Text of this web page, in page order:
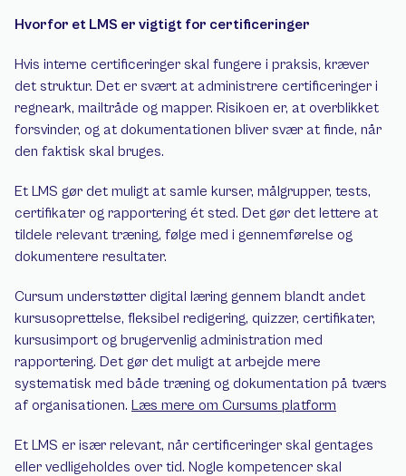
Hvorfor et LMS er vigtigt for certificeringer
Hvis interne certificeringer skal fungere i praksis, kræver
det struktur. Det er svært at administrere certificeringer i
regneark, mailtråde og mapper. Risikoen er, at overblikket
forsvinder, og at dokumentationen bliver svær at finde, når
den faktisk skal bruges.
Et LMS gør det muligt at samle kurser, målgrupper, tests,
certifikater og rapportering ét sted. Det gør det lettere at
tildele relevant træning, følge med i gennemførelse og
dokumentere resultater.
Cursum understøtter digital læring gennem blandt andet
kursusoprettelse, fleksibel redigering, quizzer, certifikater,
kursusimport og brugervenlig administration med
rapportering. Det gør det muligt at arbejde mere
systematisk med både træning og dokumentation på tværs
af organisationen. Læs mere om Cursums platform
Et LMS er især relevant, når certificeringer skal gentages
eller vedligeholdes over tid. Nogle kompetencer skal